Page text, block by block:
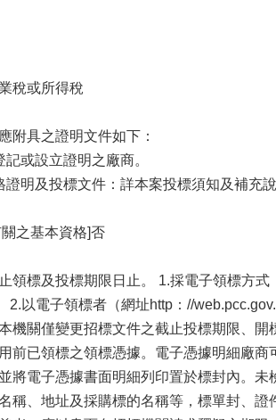
稅或所得稅
附具之證明文件如下：
記或設立證明之廠商。
證明及投標文件：詳本案投標須知及補充
之基本資格]否
領標及投標期限日止。 1.採電子領標方
2.以電子領標者（網址http：//
機關僅變更招標文件之截止投標期限、
前已領標之領標憑據。電子憑據明細廠
將電子憑據書面明細列印置於標封內。
稱、地址及採購標的名稱等，標單封、